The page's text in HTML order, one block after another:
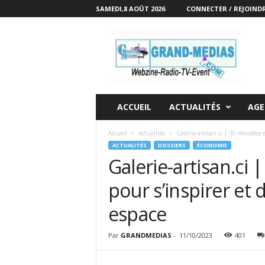
SAMEDI,8 AOÛT 2026 CONNECTER /
e
ACCUEIL ACTUALITÉS
Accueil Actualités Galerie-artisan.ci | 30 meubles
ACTUALITÉS DOSSIERS ÉCONOMIE
Galerie-artisan.ci
pour s’inspirer et
espace
Par GRANDMEDIAS - 11/10/2023 401